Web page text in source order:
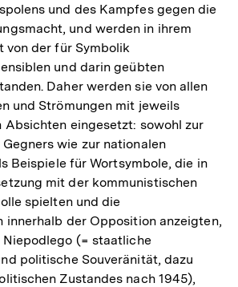
und des Kampfes gegen die
und werden in ihrem
von der für Symbolik
und darin geübten
Daher werden sie von allen
und Strömungen mit jeweils
Absichten eingesetzt: sowohl zur
wie zur nationalen
Beispiele für Wortsymbole, die in
mit der kommunistischen
spielten und die
innerhalb der Opposition anzeigten,
Niepodlego (= staatliche
politische Souveränität, dazu
Zustandes nach 1945),